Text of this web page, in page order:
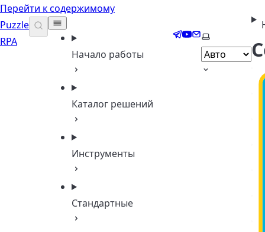
Перейти к содержимому
Puzzle
RPA
Начало работы
Каталог решений
Инструменты
Стандартные
Telegram
YouTube
EmailВыберите